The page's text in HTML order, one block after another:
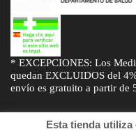
* EXCEPCIONES: Los
quedan EXCLUIDOS del
envío es gratuito a partir de
Esta tienda utiliza